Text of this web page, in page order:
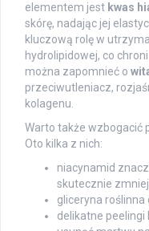
elementem jest kwas
skórę, nadając jej
kluczową rolę w
hydrolipidowej, co
można zapomnieć o
przeciwutleniacz,
kolagenu.
Warto także wzbogacić
Oto kilka z nich:
niacynamid
skutecznie
gliceryna roślinna
delikatne peelingi